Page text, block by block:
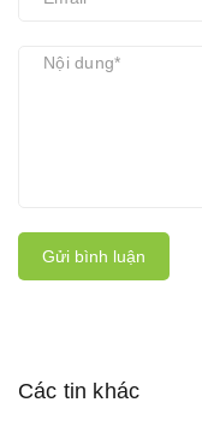
Gửi bình luận
Các tin khác